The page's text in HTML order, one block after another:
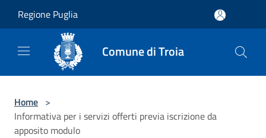
Regione Puglia
Comune di Troia
Home >
Informativa per i servizi offerti previa iscrizione da
apposito modulo